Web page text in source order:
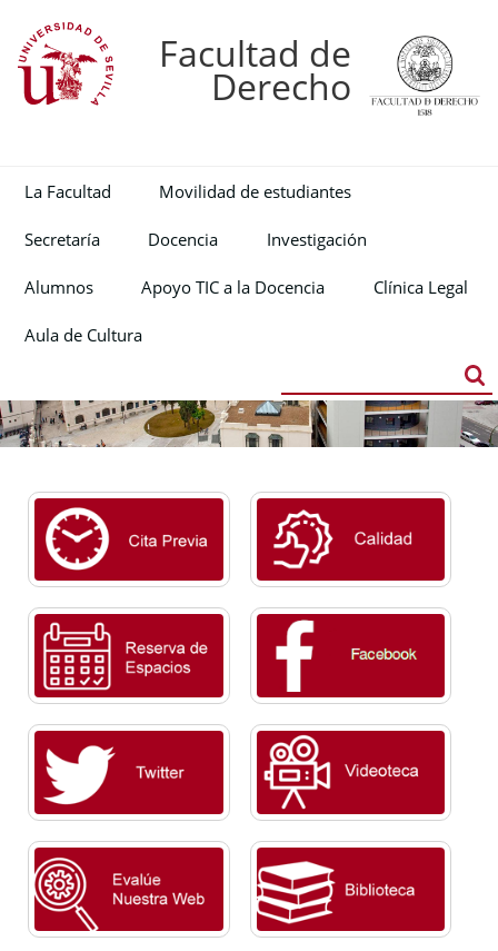
Facultad de
Derecho
La Facultad Movilidad de estudiantes
Secretaría Docencia Investigación
Alumnos Apoyo TIC a la Docencia Clínica Legal
Aula de Cultura